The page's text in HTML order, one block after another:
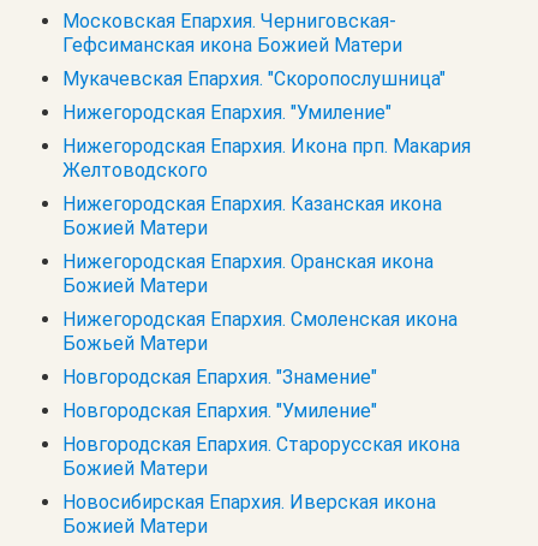
Московская Епархия. Черниговская-
Гефсиманская икона Божией Матери
Мукачевская Епархия. "Скоропослушница"
Нижегородская Епархия. "Умиление"
Нижегородская Епархия. Икона прп. Макария
Желтоводского
Нижегородская Епархия. Казанская икона
Божией Матери
Нижегородская Епархия. Оранская икона
Божией Матери
Нижегородская Епархия. Смоленская икона
Божьей Матери
Новгородская Епархия. "Знамение"
Новгородская Епархия. "Умиление"
Новгородская Епархия. Старорусская икона
Божией Матери
Новосибирская Епархия. Иверская икона
Божией Матери